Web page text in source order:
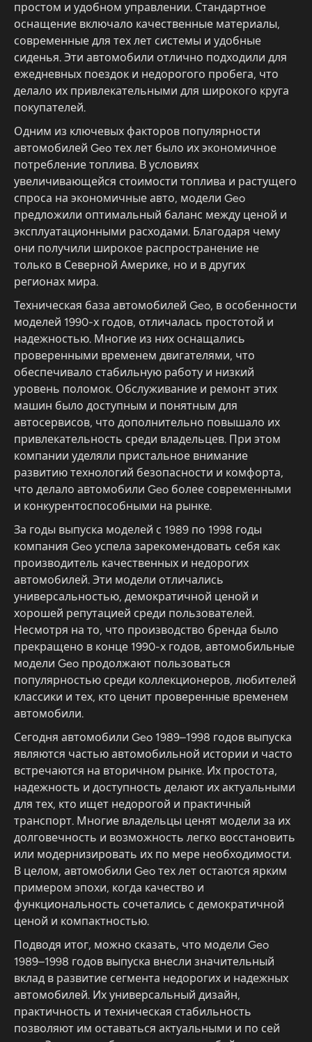
простом и удобном управлении. Стандартное
оснащение включало качественные материалы,
современные для тех лет системы и удобные
сиденья. Эти автомобили отлично подходили для
ежедневных поездок и недорогого пробега, что
делало их привлекательными для широкого круга
покупателей.
Одним из ключевых факторов популярности
автомобилей Geo тех лет было их экономичное
потребление топлива. В условиях
увеличивающейся стоимости топлива и растущего
спроса на экономичные авто, модели Geo
предложили оптимальный баланс между ценой и
эксплуатационными расходами. Благодаря чему
они получили широкое распространение не
только в Северной Америке, но и в других
регионах мира.
Техническая база автомобилей Geo, в особенности
моделей 1990-х годов, отличалась простотой и
надежностью. Многие из них оснащались
проверенными временем двигателями, что
обеспечивало стабильную работу и низкий
уровень поломок. Обслуживание и ремонт этих
машин было доступным и понятным для
автосервисов, что дополнительно повышало их
привлекательность среди владельцев. При этом
компании уделяли пристальное внимание
развитию технологий безопасности и комфорта,
что делало автомобили Geo более современными
и конкурентоспособными на рынке.
За годы выпуска моделей с 1989 по 1998 годы
компания Geo успела зарекомендовать себя как
производитель качественных и недорогих
автомобилей. Эти модели отличались
универсальностью, демократичной ценой и
хорошей репутацией среди пользователей.
Несмотря на то, что производство бренда было
прекращено в конце 1990-х годов, автомобильные
модели Geo продолжают пользоваться
популярностью среди коллекционеров, любителей
классики и тех, кто ценит проверенные временем
автомобили.
Сегодня автомобили Geo 1989–1998 годов выпуска
являются частью автомобильной истории и часто
встречаются на вторичном рынке. Их простота,
надежность и доступность делают их актуальными
для тех, кто ищет недорогой и практичный
транспорт. Многие владельцы ценят модели за их
долговечность и возможность легко восстановить
или модернизировать их по мере необходимости.
В целом, автомобили Geo тех лет остаются ярким
примером эпохи, когда качество и
функциональность сочетались с демократичной
ценой и компактностью.
Подводя итог, можно сказать, что модели Geo
1989–1998 годов выпуска внесли значительный
вклад в развитие сегмента недорогих и надежных
автомобилей. Их универсальный дизайн,
практичность и техническая стабильность
позволяют им оставаться актуальными и по сей